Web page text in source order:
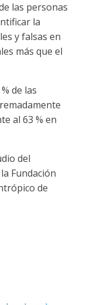
las personas
la
y falsas en
más que el
de las
al 63 % en
del
Fundación
de